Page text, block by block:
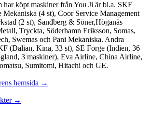
har köpt maskiner från You Ji är bl.a. SKF
Mekaniska (4 st), Coor Service Management
(2 st), Sandberg & Söner,Höganäs
Tryckta, Söderhamn Eriksson, Somas,
Swemas och Pani Mekaniska. Andra
(Dalian, Kina, 33 st), SE Forge (Indien, 36
3 maskiner), Eva Airline, China Airline,
Sumitomi, Hitachi och GE.
hemsida →
→